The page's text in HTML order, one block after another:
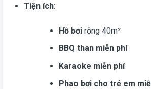
Tiện ích:
Hồ bơirộng 40m²
BBQ than miễn phí
Karaoke miễn phí
Phao bơi cho trẻ em